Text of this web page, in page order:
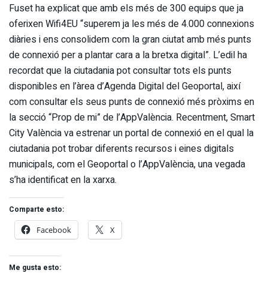
Fuset ha explicat que amb els més de 300 equips que ja
oferixen Wifi4EU “superem ja les més de 4.000 connexions
diàries i ens consolidem com la gran ciutat amb més punts
de connexió per a plantar cara a la bretxa digital”. L’edil ha
recordat que la ciutadania pot consultar tots els punts
disponibles en l’àrea d’Agenda Digital del Geoportal, així
com consultar els seus punts de connexió més pròxims en
la secció “Prop de mi” de l’AppValència. Recentment, Smart
City València va estrenar un portal de connexió en el qual la
ciutadania pot trobar diferents recursos i eines digitals
municipals, com el Geoportal o l’AppValència, una vegada
s’ha identificat en la xarxa.
Comparte esto:
Facebook
X
Me gusta esto: